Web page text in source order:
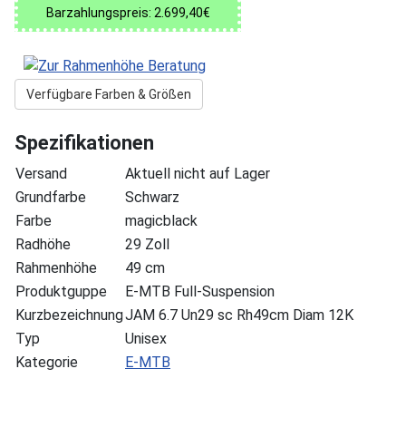
Barzahlungspreis: 2.699,40€
Verfügbare Farben & Größen
Spezifikationen
Versand
Aktuell nicht auf Lager
Grundfarbe
Schwarz
Farbe
magicblack
Radhöhe
29 Zoll
Rahmenhöhe
49 cm
Produktguppe
E-MTB Full-Suspension
KurzbezeichnungJAM 6.7 Un29 sc Rh49cm Diam 12K
Typ
Unisex
Kategorie
E-MTB